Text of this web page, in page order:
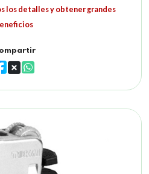
los detalles y obtener grandes